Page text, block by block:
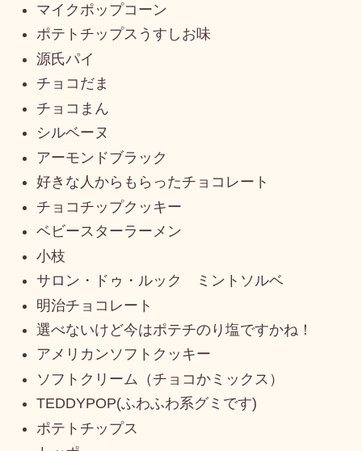
マイクポップコーン
ポテトチップスうすしお味
源氏パイ
チョコだま
チョコまん
シルベーヌ
アーモンドブラック
好きな人からもらったチョコレート
チョコチップクッキー
ベビースターラーメン
小枝
サロン・ドゥ・ルック ミントソルベ
明治チョコレート
選べないけど今はポテチのり塩ですかね！
アメリカンソフトクッキー
ソフトクリーム（チョコかミックス）
TEDDYPOP(ふわふわ系グミです)
ポテトチップス